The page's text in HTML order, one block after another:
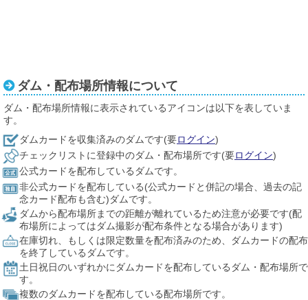
ダム・配布場所情報について
ダム・配布場所情報に表示されているアイコンは以下を表していま
す。
ダムカードを収集済みのダムです(要ログイン)
チェックリストに登録中のダム・配布場所です(要ログイン)
公式カードを配布しているダムです。
非公式カードを配布している(公式カードと併記の場合、過去の記
念カード配布も含む)ダムです。
ダムから配布場所までの距離が離れているため注意が必要です(配
布場所によってはダム撮影が配布条件となる場合があります)
在庫切れ、もしくは限定数量を配布済みのため、ダムカードの配布
を終了しているダムです。
土日祝日のいずれかにダムカードを配布しているダム・配布場所で
す。
複数のダムカードを配布している配布場所です。